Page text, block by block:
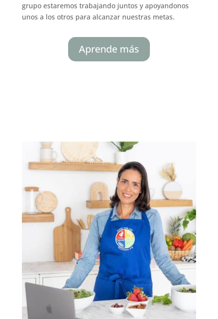
grupo estaremos trabajando juntos y apoyandonos
unos a los otros para alcanzar nuestras metas.
Aprende más